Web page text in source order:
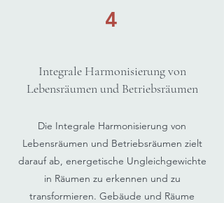
4
Integrale Harmonisierung von
Lebensräumen und Betriebsräumen
Die Integrale Harmonisierung von
Lebensräumen und Betriebsräumen zielt
darauf ab, energetische Ungleichgewichte
in Räumen zu erkennen und zu
transformieren. Gebäude und Räume